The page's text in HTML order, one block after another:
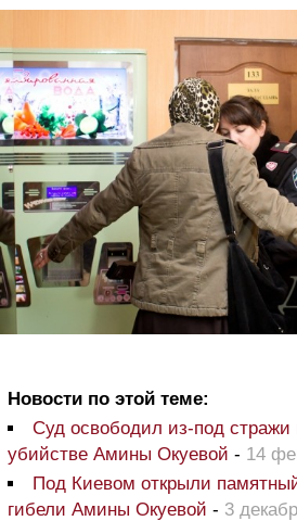
Новости по этой теме:
Суд освободил из-под стражи
убийстве Амины Окуевой - 14
Под Киевом открыли
гибели Амины Окуевой - 3